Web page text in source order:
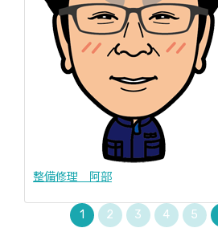
整備修理 阿部
1 2 3 4 5